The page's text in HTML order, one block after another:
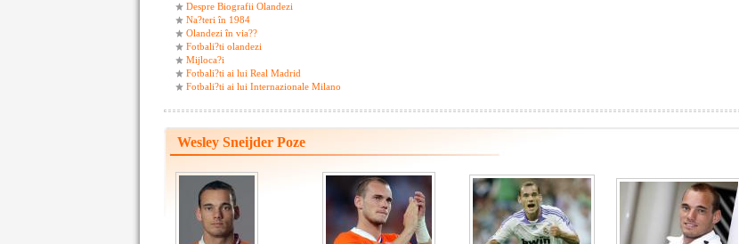
Despre Biografii Olandezi
Na?teri în 1984
Olandezi în via??
Fotbali?ti olandezi
Mijloca?i
Fotbali?ti ai lui Real Madrid
Fotbali?ti ai lui Internazionale Milano
Wesley Sneijder Poze